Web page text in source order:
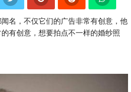
名，不仅它们的广告非常有创意，他
有创意，想要拍点不一样的婚纱照